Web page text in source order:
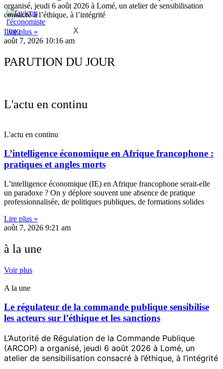
X
organisé, jeudi 6 août 2026 à Lomé, un atelier de sensibilisation
consacré à l’éthique, à l’intégrité
Lire plus »
août 7, 2026 10:16 am
PARUTION DU JOUR
L'actu en continu
L'actu en continu
L’intelligence économique en Afrique francophone :
pratiques et angles morts
L’intelligence économique (IE) en Afrique francophone serait-elle
un paradoxe ? On y déplore souvent une absence de pratique
professionnalisée, de politiques publiques, de formations solides
Lire plus »
août 7, 2026 9:21 am
à la une
Voir plus
A la une
Le régulateur de la commande publique sensibilise
les acteurs sur l’éthique et les sanctions
L’Autorité de Régulation de la Commande Publique
(ARCOP) a organisé, jeudi 6 août 2026 à Lomé, un
atelier de sensibilisation consacré à l’éthique, à l’intégrité